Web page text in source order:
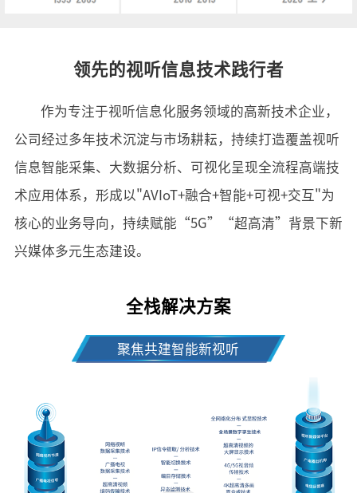
领先的视听信息技术践行者
作为专注于视听信息化服务领域的高新技术企业，
公司经过多年技术沉淀与市场耕耘，持续打造覆盖视听
信息智能采集、大数据分析、可视化呈现全流程高端技
术应用体系，形成以"AVIoT+融合+智能+可视+交互"为
核心的业务导向，持续赋能“5G”“超高清”背景下新
兴媒体多元生态建设。
全栈解决方案
聚焦共建智能新视听